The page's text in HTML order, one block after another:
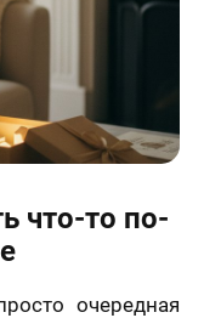
что-то по-
очередная